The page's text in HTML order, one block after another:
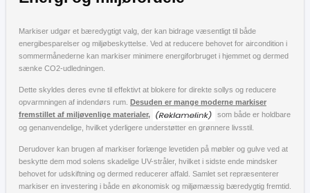
Markiser udgør et bæredygtigt valg, der kan bidrage væsentligt til både
energibesparelser og miljøbeskyttelse. Ved at reducere behovet for aircondition i
sommermånederne kan markiser minimere energiforbruget i hjemmet og dermed
sænke CO2-udledningen.
Dette skyldes deres evne til effektivt at blokere for direkte sollys og reducere
opvarmningen af indendørs rum. Desuden er mange moderne markiser
fremstillet af miljøvenlige materialer,
som både er holdbare
og genanvendelige, hvilket yderligere understøtter en grønnere livsstil.
Derudover kan brugen af markiser forlænge levetiden på møbler og gulve ved at
beskytte dem mod solens skadelige UV-stråler, hvilket i sidste ende mindsker
behovet for udskiftning og dermed reducerer affald. Samlet set repræsenterer
markiser en investering i både en økonomisk og miljømæssig bæredygtig fremtid.